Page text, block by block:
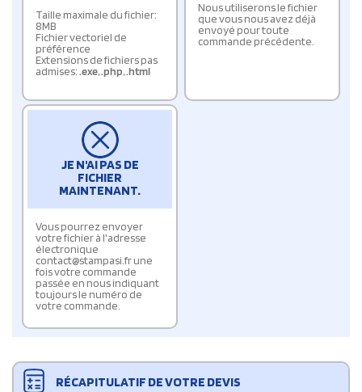
Taille maximale du fichier:
8MB
Fichier vectoriel de
préférence
Extensions de fichiers pas
admises:.exe,.php,.html
Nous utiliserons le fichier
que vous nous avez déjà
envoyé pour toute
commande précédente.
JE N'AI PAS DE
FICHIER
MAINTENANT.
Vous pourrez envoyer
votre fichier à l'adresse
électronique
contact@stampasi.fr une
fois votre commande
passée en nous indiquant
toujours le numéro de
votre commande.
RÉCAPITULATIF DE VOTRE DEVIS